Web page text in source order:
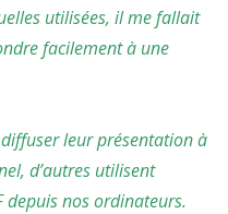
utilisées, il me fallait
facilement à une
leur présentation à
d’autres utilisent
depuis nos ordinateurs.